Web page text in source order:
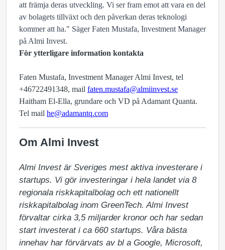
att främja deras utveckling. Vi ser fram emot att vara en del
av bolagets tillväxt och den påverkan deras teknologi
kommer att ha." Säger Faten Mustafa, Investment Manager
på Almi Invest.
För ytterligare information kontakta
Faten Mustafa, Investment Manager Almi Invest, tel
+46722491348, mail faten.mustafa@almiinvest.se
Haitham El-Ella, grundare och VD på Adamant Quanta.
Tel mail he@adamantq.com
Om Almi Invest
Almi Invest är Sveriges mest aktiva investerare i
startups. Vi gör investeringar i hela landet via 8
regionala riskkapitalbolag och ett nationellt
riskkapitalbolag inom GreenTech. Almi Invest
förvaltar cirka 3,5 miljarder kronor och har sedan
start investerat i ca 660 startups. Våra bästa
innehav har förvärvats av bl a Google, Microsoft,